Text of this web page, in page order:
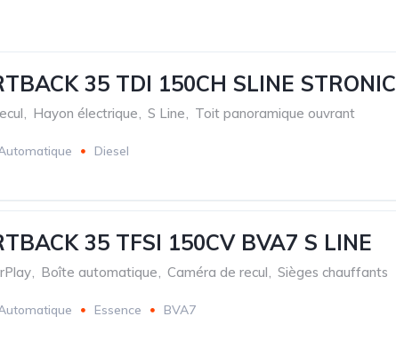
35 TDI 150CH SLINE STRONIC
, Hayon électrique, S Line, Toit panoramique ouvrant
Diesel
35 TFSI 150CV BVA7 S LINE
Boîte automatique Caméra de recul Sièges chauffants
Essence BVA7